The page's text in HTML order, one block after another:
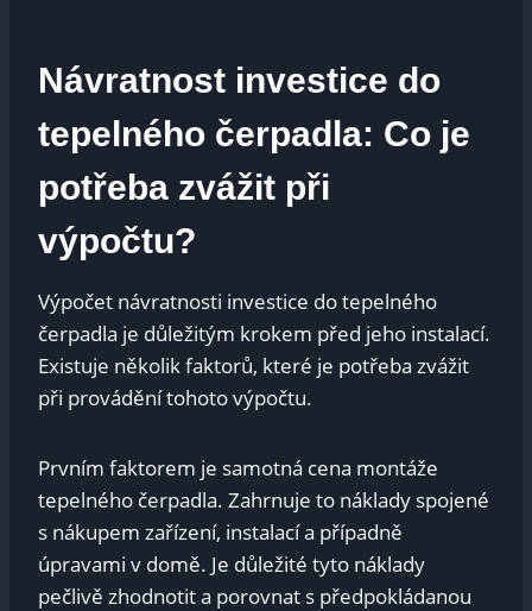
Návratnost investice do
tepelného čerpadla: Co je
potřeba zvážit při
výpočtu?
Výpočet návratnosti investice do tepelného
čerpadla je důležitým krokem před jeho instalací.
Existuje několik faktorů, které je potřeba zvážit
při provádění tohoto výpočtu.
Prvním faktorem je samotná cena montáže
tepelného čerpadla. Zahrnuje to náklady spojené
s nákupem zařízení, instalací a případně
úpravami v domě. Je důležité tyto náklady
pečlivě zhodnotit a porovnat s předpokládanou